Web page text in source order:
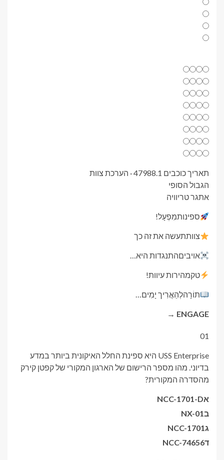
תאריך כוכבים 47988.1 · הערכת צוות
הגבול הסופי
אתגר טריוויה
ספינותמִפְעָל!
צוותתעשה את זה כך
אויביםהתנגדות היא…
טקמהירות עיוות!
תוֹרָהלְהַאֲרִיך יָמִים…
ENGAGE →
01
USS Enterprise היא ספינת החלל האיקונית ביותר במדע
בדיוני. מהו מספר הרישום של הארגון המקורי של קפטן קירק
מהסדרה המקורית?
אNCC-1701-D
בNX-01
גNCC-1701
דNCC-74656